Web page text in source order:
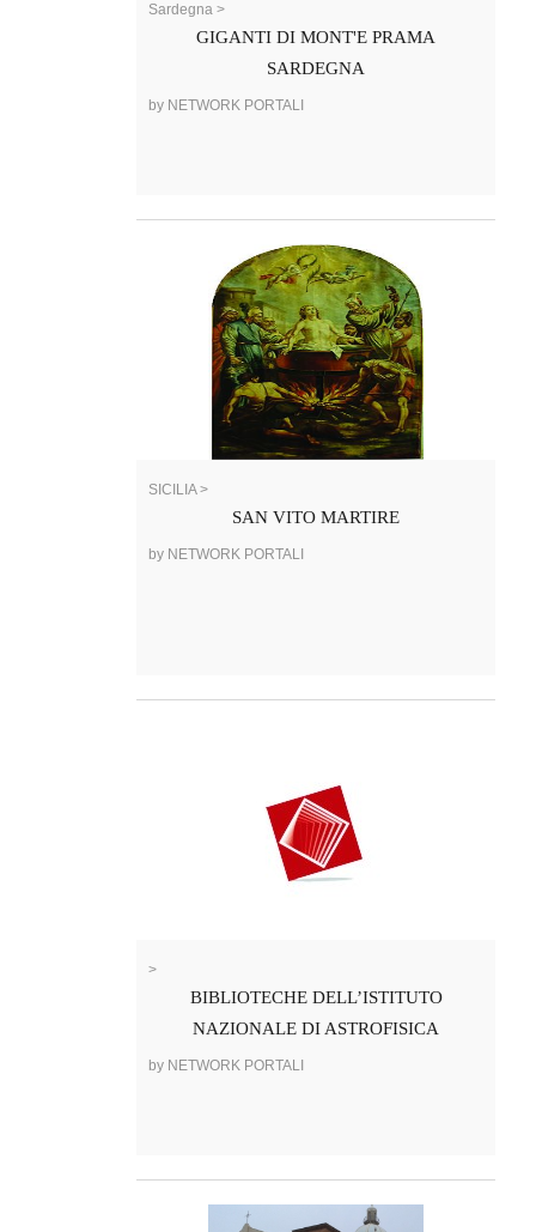
Sardegna >
GIGANTI DI MONT'E PRAMA
SARDEGNA
by NETWORK PORTALI
SICILIA >
SAN VITO MARTIRE
by NETWORK PORTALI
>
BIBLIOTECHE DELL’ISTITUTO
NAZIONALE DI ASTROFISICA
by NETWORK PORTALI